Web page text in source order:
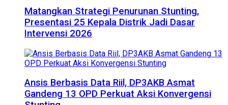
Matangkan Strategi Penurunan Stunting,
Presentasi 25 Kepala Distrik Jadi Dasar
Intervensi 2026
Ansis Berbasis Data Riil, DP3AKB Asmat
Gandeng 13 OPD Perkuat Aksi Konvergensi